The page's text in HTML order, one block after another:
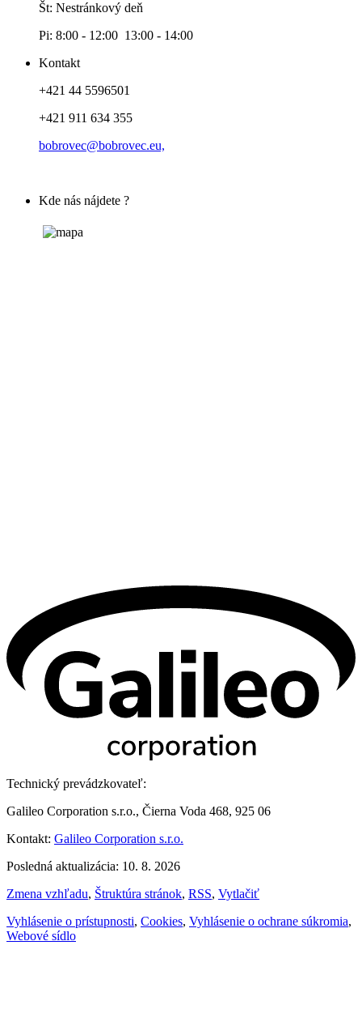
Št: Nestránkový deň
Pi: 8:00 - 12:00 13:00 - 14:00
Kontakt
+421 44 5596501
+421 911 634 355
bobrovec@bobrovec.eu,
Kde nás nájdete ?
Technický prevádzkovateľ:
Galileo Corporation s.r.o., Čierna Voda 468, 925 06
Kontakt: Galileo Corporation s.r.o.
Posledná aktualizácia: 10. 8. 2026
Zmena vzhľadu, Štruktúra stránok, RSS, Vytlačiť
Vyhlásenie o prístupnosti, Cookies, Vyhlásenie o ochrane súkromia,
Webové sídlo